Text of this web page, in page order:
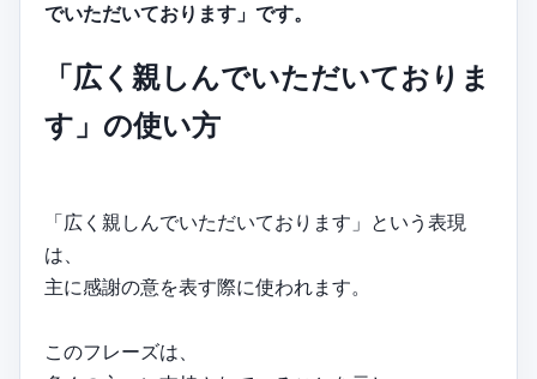
でいただいております」です。
「広く親しんでいただいておりま
す」の使い方
「広く親しんでいただいております」という表現
は、
主に感謝の意を表す際に使われます。
このフレーズは、